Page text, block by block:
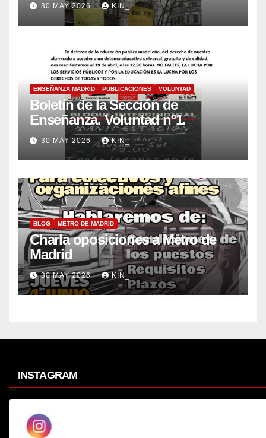
30 MAY 2026 KIN_
ENSEÑANZA MADRID PUBLICACIONES VOLUNTAD
Boletín de la Sección de
Enseñanza. Voluntad nº1.
30 MAY 2026 KIN_
BLOG METRO DE MADRID
Charla oposiciones a Metro de
Madrid
30 MAY 2026 KIN_
INSTAGRAM